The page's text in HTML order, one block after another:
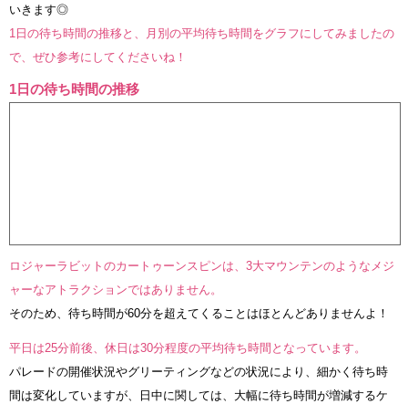
いきます◎
1日の待ち時間の推移と、月別の平均待ち時間をグラフにしてみましたの
で、ぜひ参考にしてくださいね！
1日の待ち時間の推移
ロジャーラビットのカートゥーンスピンは、3大マウンテンのようなメジ
ャーなアトラクションではありません。
そのため、待ち時間が60分を超えてくることはほとんどありませんよ！
平日は25分前後、休日は30分程度の平均待ち時間となっています。
パレードの開催状況やグリーティングなどの状況により、細かく待ち時
間は変化していますが、日中に関しては、大幅に待ち時間が増減するケ